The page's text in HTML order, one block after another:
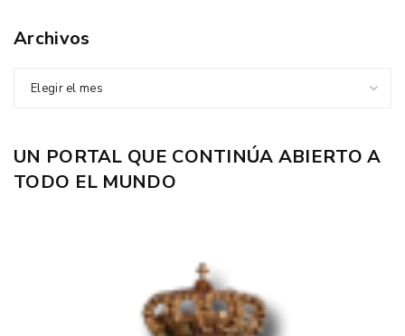
Archivos
Elegir el mes
UN PORTAL QUE CONTINÚA ABIERTO A
TODO EL MUNDO